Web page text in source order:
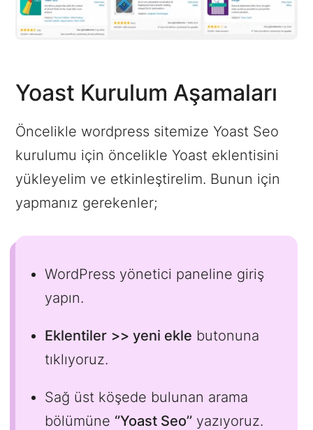
Yoast Kurulum Aşamaları
Öncelikle wordpress sitemize Yoast Seo
kurulumu için öncelikle Yoast eklentisini
yükleyelim ve etkinleştirelim. Bunun için
yapmanız gerekenler;
WordPress yönetici paneline giriş
yapın.
Eklentiler >> yeni ekle butonuna
tıklıyoruz.
Sağ üst köşede bulunan arama
bölümüne ‘’Yoast Seo’’ yazıyoruz.